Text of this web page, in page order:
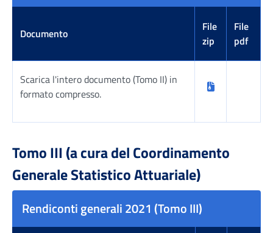
Documento
File
zip
File
pdf
Scarica l'intero documento (Tomo II) in
formato compresso.
Tomo III (a cura del Coordinamento
Generale Statistico Attuariale)
Rendiconti generali 2021 (Tomo III)